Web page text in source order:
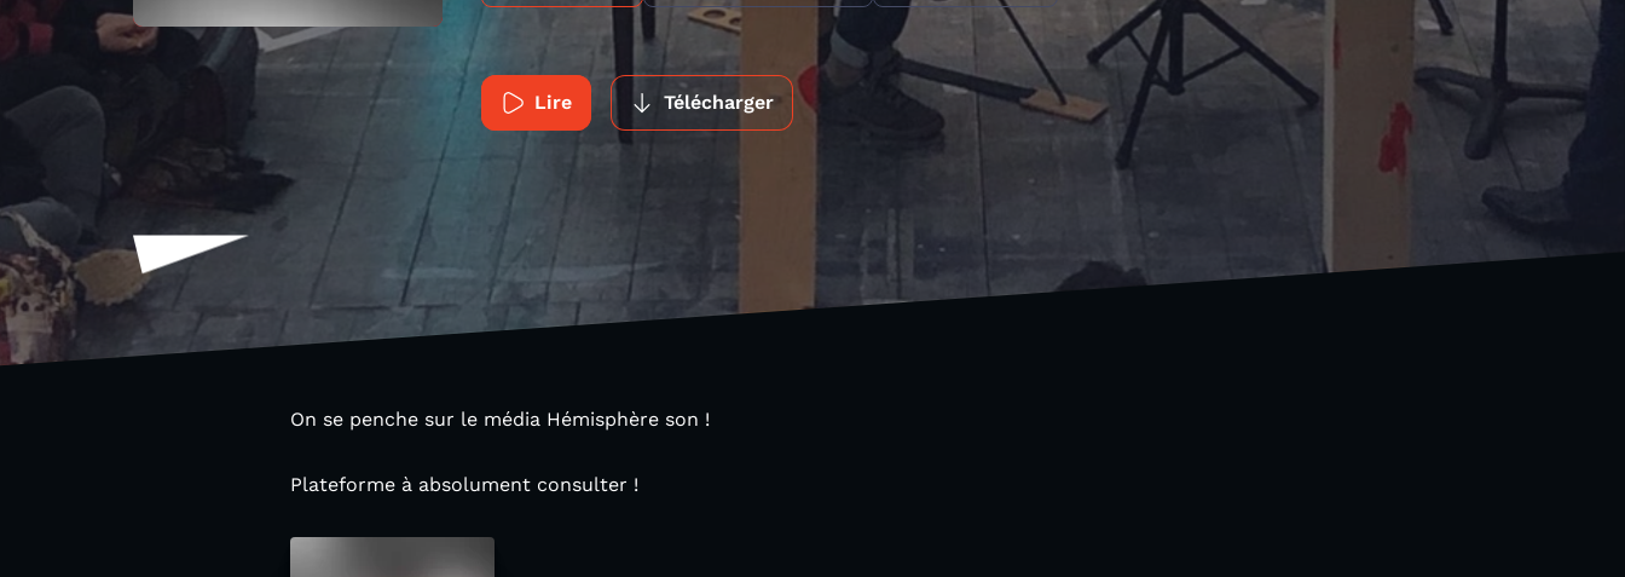
Lire Télécharger
On se penche sur le média Hémisphère son !
Plateforme à absolument consulter !